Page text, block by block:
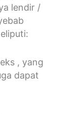
lendir /
, yang
dapat